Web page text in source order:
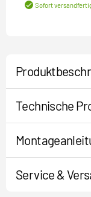
Sofort
Technische
Service &